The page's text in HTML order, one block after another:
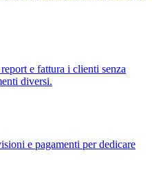
e fattura i clienti senza
diversi.
e pagamenti per dedicare